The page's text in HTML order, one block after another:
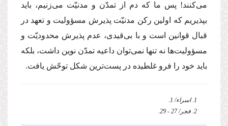
مى‌كنند! پس ما كه دم از تمدّن و مدنیّت مى‌زنیم، باید
بپذیریم كه اولین ركن مدنیّت پذیرش مسؤولیت و تعهد در
قبال قوانین است و با بى‌قیدى، عدم پذیرش محدودیّت و
مسؤولیت‌ها نه تنها نمى‌توان داعیه تمدّن نوین داشت، بلكه
باید خود را فرو غلطیده در پست‌ترین شكل توحّش یافت.
1. اسراء/ 1.
2. فجر/ 27 - 29.